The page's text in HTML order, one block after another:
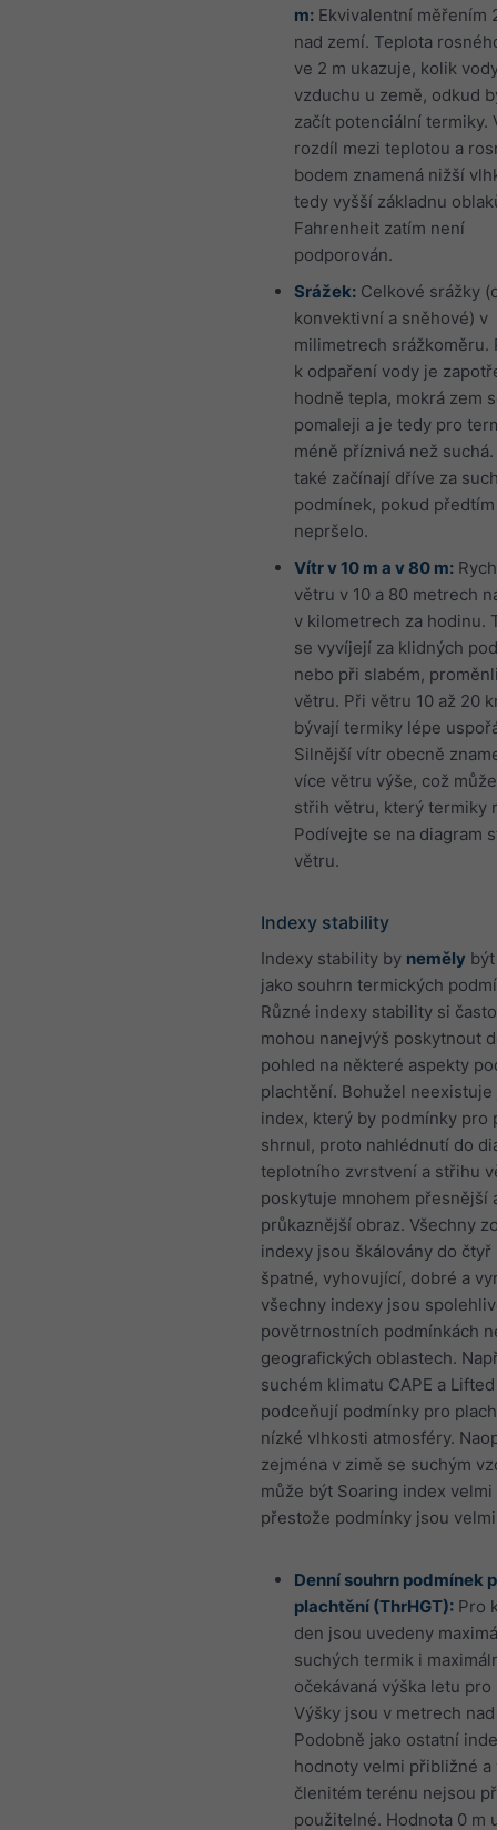
m: Ekvivalentní měřením
nad zemí. Teplota
ve 2 m ukazuje, kolik
vzduchu u země, odkud
začít potenciální termiky.
rozdíl mezi teplotou a
bodem znamená nižší
tedy vyšší základnu
Fahrenheit zatím není
podporován.
Srážek: Celkové srážky
konvektivní a sněhové) v
milimetrech srážkoměru.
k odpaření vody je
hodně tepla, mokrá zem
pomaleji a je tedy pro
méně příznivá než
také začínají dříve za
podmínek, pokud předtím
nepršelo.
Vítr v 10 m a v 80 m:
větru v 10 a 80 metrech
v kilometrech za hodinu.
se vyvíjejí za klidných
nebo při slabém,
větru. Při větru 10 až 20
bývají termiky lépe
Silnější vítr obecně
více větru výše, což
střih větru, který termiky
Podívejte se na diagram
větru.
Indexy stability
Indexy stability by neměly
jako souhrn termických
Různé indexy stability si
mohou nanejvýš poskytnout
pohled na některé aspekty
plachtění. Bohužel
index, který by podmínky pro
shrnul, proto nahlédnutí do
teplotního zvrstvení a střihu
poskytuje mnohem přesnější
průkaznější obraz. Všechny
indexy jsou škálovány do čtyř
špatné, vyhovující, dobré a
všechny indexy jsou
povětrnostních podmínkách
geografických oblastech.
suchém klimatu CAPE a
podceňují podmínky pro
nízké vlhkosti atmosféry.
zejména v zimě se suchým
může být Soaring index velmi
přestože podmínky jsou
Denní souhrn podmínek
plachtění (ThrHGT): Pro
den jsou uvedeny
suchých termik i
očekávaná výška letu pro
Výšky jsou v metrech
Podobně jako ostatní
hodnoty velmi přibližné a
členitém terénu nejsou
použitelné. Hodnota 0 m